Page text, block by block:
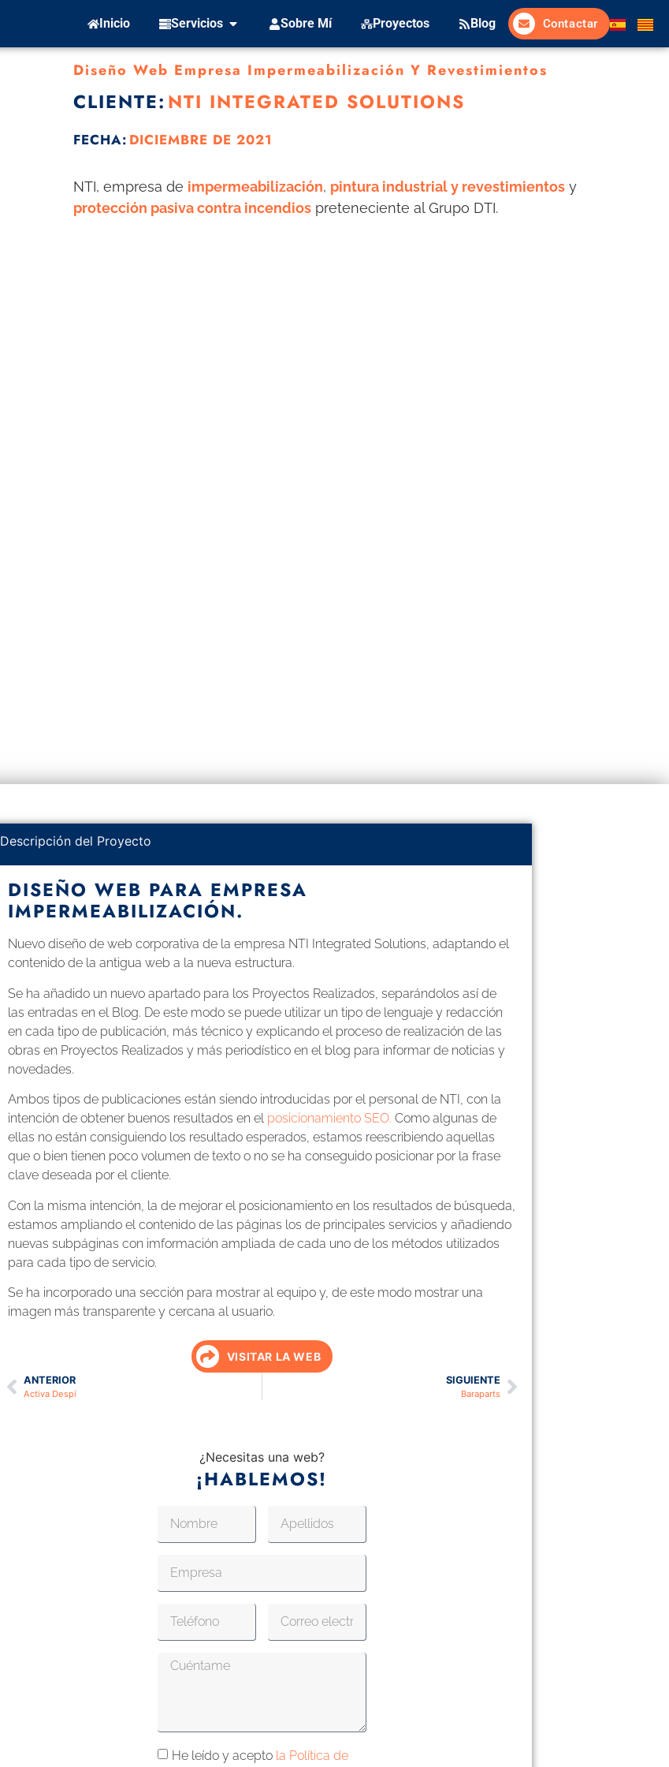
Inicio Servicios Sobre Mí Proyectos Blog Contactar
Diseño Web Empresa Impermeabilización Y Revestimientos
CLIENTE: NTI INTEGRATED SOLUTIONS
FECHA: DICIEMBRE DE 2021
NTI, empresa de impermeabilización, pintura industrial y revestimientosy
protección pasiva contra incendiospreteneciente al Grupo DTI.
Descripción del Proyecto
DISEÑO WEB PARA EMPRESA
IMPERMEABILIZACIÓN.
Nuevo diseño de web corporativa de la empresa NTI Integrated Solutions, adaptando el
contenido de la antigua web a la nueva estructura.
Se ha añadido un nuevo apartado para los Proyectos Realizados, separándolos así de
las entradas en el Blog. De este modo se puede utilizar un tipo de lenguaje y redacción
en cada tipo de publicación, más técnico y explicando el proceso de realización de las
obras en Proyectos Realizados y más periodístico en el blog para informar de noticias y
novedades.
Ambos tipos de publicaciones están siendo introducidas por el personal de NTI, con la
intención de obtener buenos resultados en el posicionamiento SEO. Como algunas de
ellas no están consiguiendo los resultado esperados, estamos reescribiendo aquellas
que o bien tienen poco volumen de texto o no se ha conseguido posicionar por la frase
clave deseada por el cliente.
Con la misma intención, la de mejorar el posicionamiento en los resultados de búsqueda,
estamos ampliando el contenido de las páginas los de principales servicios y añadiendo
nuevas subpáginas con imformación ampliada de cada uno de los métodos utilizados
para cada tipo de servicio.
Se ha incorporado una sección para mostrar al equipo y, de este modo mostrar una
imagen más transparente y cercana al usuario.
VISITAR LA WEB
ANTERIOR
Activa Despí
SIGUIENTE
Baraparts
¿Necesitas una web?
¡HABLEMOS!
He leído y acepto la Política de